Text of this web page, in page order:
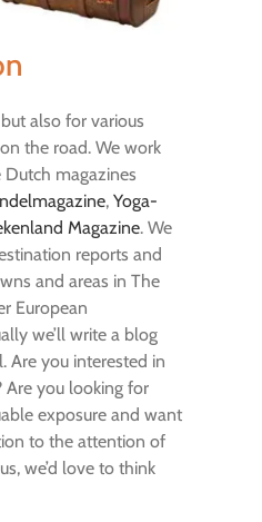
also for various
the road. We work
magazines
, Yoga-
Magazine. We
reports and
and areas in The
European
we’ll write a blog
Are you interested in
Are you looking for
exposure and want
to the attention of
we’d love to think